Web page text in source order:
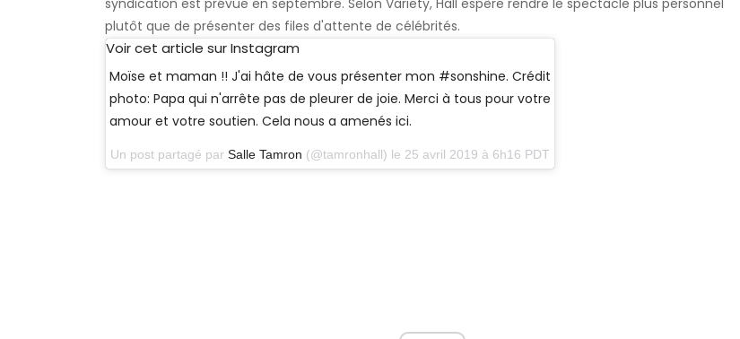
syndication est prévue en septembre. Selon Variety, Hall espère rendre le spectacle plus personnel
plutôt que de présenter des files d'attente de célébrités.
Voir cet article sur Instagram
Moïse et maman !! J'ai hâte de vous présenter mon #sonshine. Crédit
photo: Papa qui n'arrête pas de pleurer de joie. Merci à tous pour votre
amour et votre soutien. Cela nous a amenés ici.
Un post partagé par Salle Tamron (@tamronhall) le 25 avril 2019 à 6h16 PDT